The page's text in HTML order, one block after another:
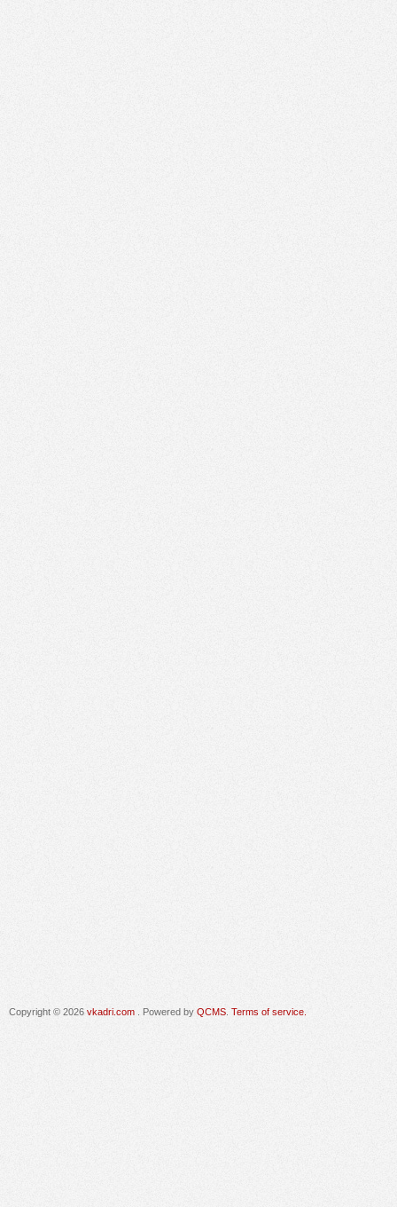
Copyright © 2026 vkadri.com . Powered by QCMS Terms of service.